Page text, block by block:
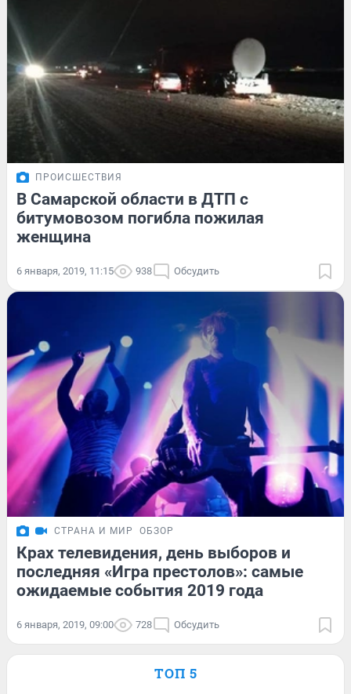
ПРОИСШЕСТВИЯ
В Самарской области в ДТП с
битумовозом погибла пожилая
женщина
6 января, 2019, 11:15 938 Обсудить
СТРАНА И МИР ОБЗОР
Крах телевидения, день выборов и
последняя «Игра престолов»: самые
ожидаемые события 2019 года
6 января, 2019, 09:00 728 Обсудить
ТОП 5